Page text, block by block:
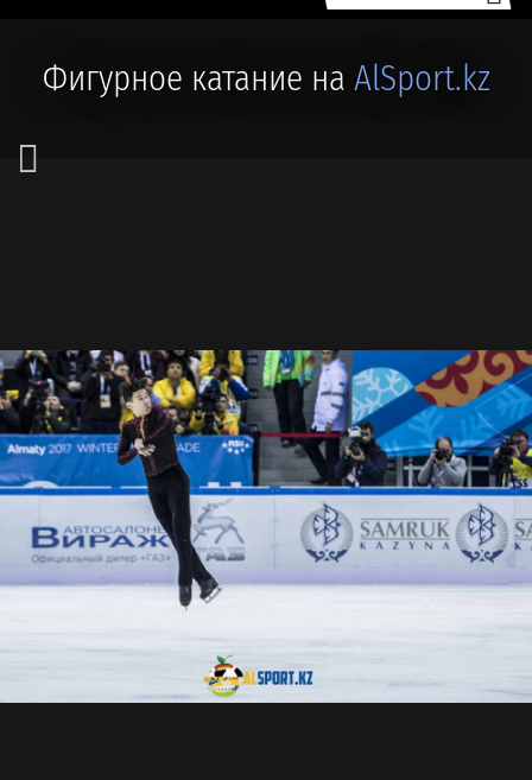
Фигурное катание на AlSport.kz